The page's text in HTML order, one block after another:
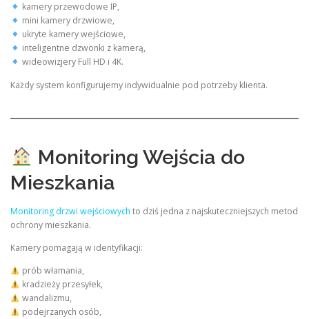
kamery przewodowe IP,
mini kamery drzwiowe,
ukryte kamery wejściowe,
inteligentne dzwonki z kamerą,
wideowizjery Full HD i 4K.
Każdy system konfigurujemy indywidualnie pod potrzeby klienta.
Monitoring Wejścia do
Mieszkania
Monitoring drzwi wejściowych to dziś jedna z najskuteczniejszych metod
ochrony mieszkania.
Kamery pomagają w identyfikacji:
prób włamania,
kradzieży przesyłek,
wandalizmu,
podejrzanych osób,